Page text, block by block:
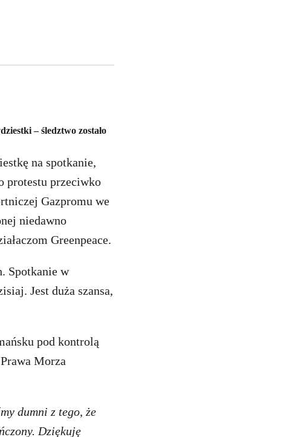
– śledztwo zostało
na spotkanie,
protestu przeciwko
Gazpromu we
niedawno
Greenpeace.
Spotkanie w
Jest duża szansa,
pod kontrolą
Morza
dumni z tego, że
Dziękuję